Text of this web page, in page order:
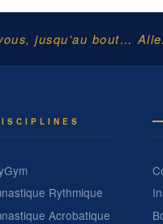
jusqu'au bout…
Rythmique
Acrobatique